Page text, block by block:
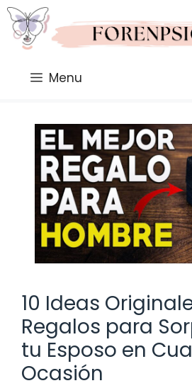
Saltar
al
contenido
Menu
10 Ideas
Regalos para
tu Esposo en
Ocasión